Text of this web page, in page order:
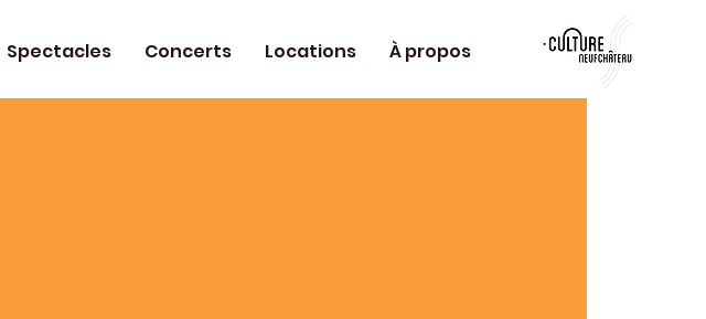
Spectacles Concerts Locations À propos